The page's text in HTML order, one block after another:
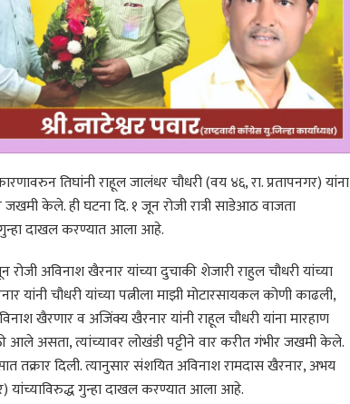
तिघांनी राहूल जालंधर चौधरी (वय ४६, रा. प्रतापनगर) यांना
जखमी केले. ही घटना दि. १ जून रोजी रात्री साडेआठ वाजता
गुन्हा दाखल करण्यात आला आहे.
अविनाश खैरनार यांच्या दुचाकी शेजारी राहुल चौधरी यांच्या
चौधरी यांच्या पत्नीला माझी मोटारसायकल कोणी काढली,
खैरणार व अजिंक्य खैरनार यांनी राहूल चौधरी यांना मारहाण
आले असता, त्यांच्यावर लोखंडी पट्टीने वार करीत गंभीर जखमी केले.
तक्रार दिली. त्यानुसार संशयित अविनाश रामदास खैरनार, अभय
यांच्याविरुद्ध गुन्हा दाखल करण्यात आला आहे.